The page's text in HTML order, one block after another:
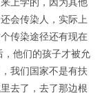
会传染人，实际上
传染途径还有现在
他们的孩子才被允
我们国家不是有扶
去了，去了那边根